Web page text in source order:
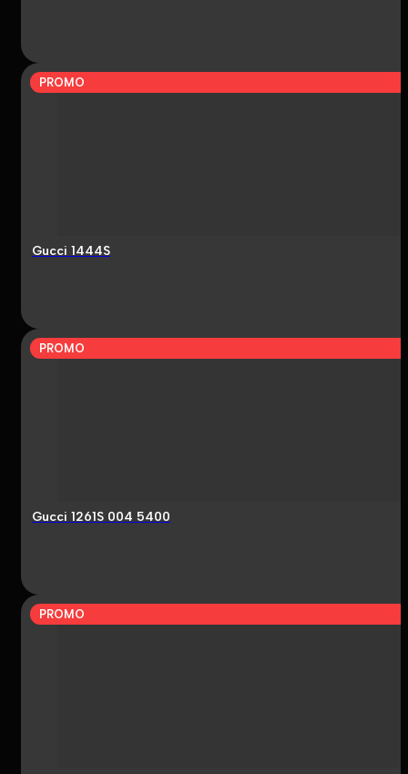
PROMO
Gucci 1444S
PROMO
Gucci 1261S 004 5400
PROMO